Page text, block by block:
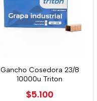
Gancho Cosedora 23/8
10000u Triton
$5.100